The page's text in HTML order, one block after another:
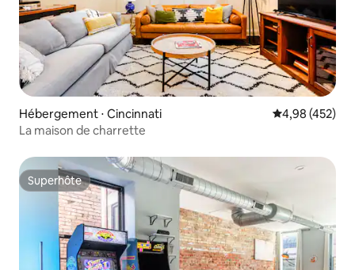
Hébergement ⋅ Cincinnati Évaluation
4,98 (452)
La maison de charrette
Superhôte
Superhôte